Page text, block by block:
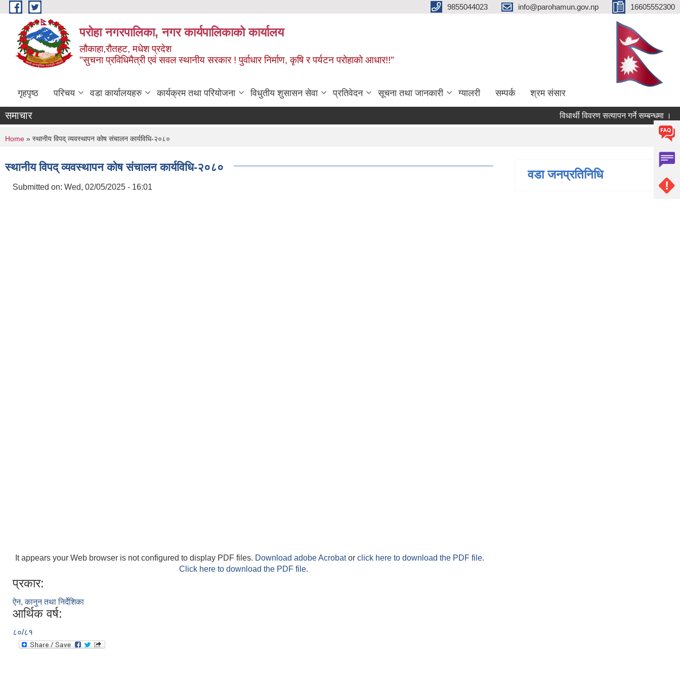
Skip to main content 9855044023 info@parohamun.gov.np 16605552300
परोहा नगरपालिका, नगर कार्यपालिकाको कार्यालय
लौकाहा,रौतहट, मधेश प्रदेश
"सुचना प्रविधिमैत्री एवं सवल स्थानीय सरकार ! पुर्वाधार निर्माण, कृषि र पर्यटन परोहाको आधार!!"
गृहपृष्ठ परिचय वडा कार्यालयहरु कार्यक्रम तथा परियोजना विधुतीय शुसासन सेवा प्रतिवेदन सूचना तथा जानकारी ग्यालरी सम्पर्क श्रम संसार
समाचार विधार्थी विवरण सत्यापन गर्ने सम्बन्धमा ।
You are here
Home » स्थानीय विपद् व्यवस्थापन कोष संचालन कार्यविधि-२०८०
स्थानीय विपद् व्यवस्थापन कोष संचालन कार्यविधि-२०८०
Submitted on: Wed, 02/05/2025 - 16:01
It appears your Web browser is not configured to display PDF files. Download adobe Acrobator click here to download the PDF file.
Click here to download the PDF file.
प्रकार:
ऐन, कानुन तथा निर्देशिका
आर्थिक वर्ष:
८०/८१
वडा जनप्रतिनिधि